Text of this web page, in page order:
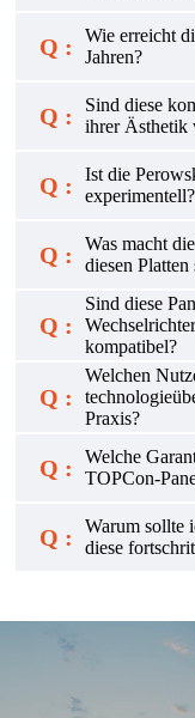
Q :
Wie erreicht
Jahren?
Q :
Sind diese
ihrer Ästhetik
Q :
Ist die
experimentell?
Q :
Was macht
diesen
Q :
Sind diese
kompatibel?
Q :
Welchen
Praxis?
Q :
Welche
TOPCon-
Q :
Warum sollte
diese